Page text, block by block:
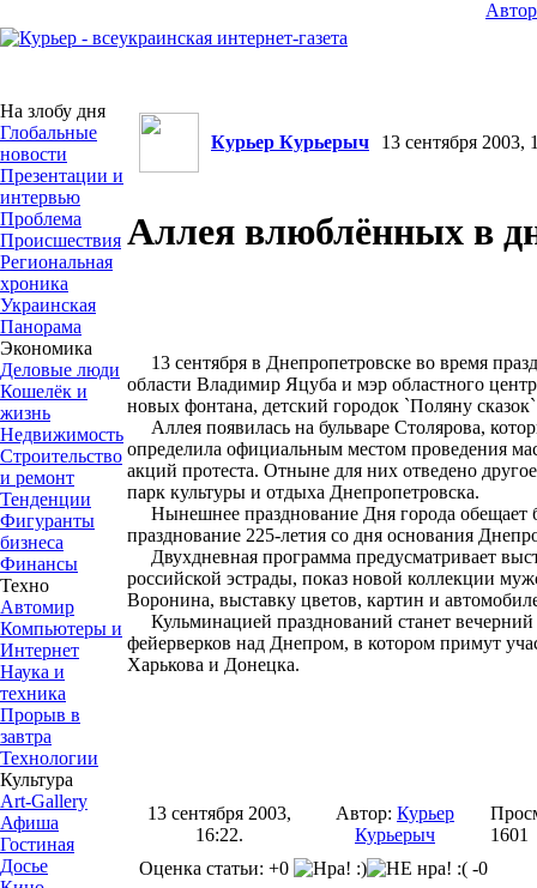
На злобу дня
Глобальные
новости
Презентации и
интервью
Проблема
Происшествия
Региональная
хроника
Украинская
Панорама
Экономика
Деловые люди
Кошелёк и
жизнь
Недвижимость
Строительство
и ремонт
Тенденции
Фигуранты
бизнеса
Финансы
Техно
Автомир
Компьютеры и
Интернет
Наука и
техника
Прорыв в
завтра
Технологии
Культура
Art-Gallery
Афиша
Гостиная
Досье
Курьер Курьерыч 13 сентября 2003,
Аллея влюблённых в
13 сентября в Днепропетровске во время
области Владимир Яцуба и мэр областного
новых фонтана, детский городок `Поляну
Аллея появилась на бульваре Столярова,
определила официальным местом проведения
акций протеста. Отныне для них отведено
парк культуры и отдыха Днепропетровска.
Нынешнее празднование Дня города обещает
празднование 225-летия со дня основания
Двухдневная программа предусматривает
российской эстрады, показ новой коллекции
Воронина, выставку цветов, картин и
Кульминацией празднований станет вечерний
фейерверков над Днепром, в котором примут
Харькова и Донецка.
13 сентября 2003,
16:22.
Автор: Курьер
Курьерыч
1601
Оценка статьи: +0
-0